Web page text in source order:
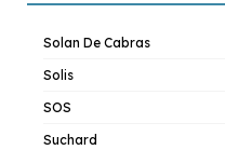
Solan De Cabras
Solis
SOS
Suchard